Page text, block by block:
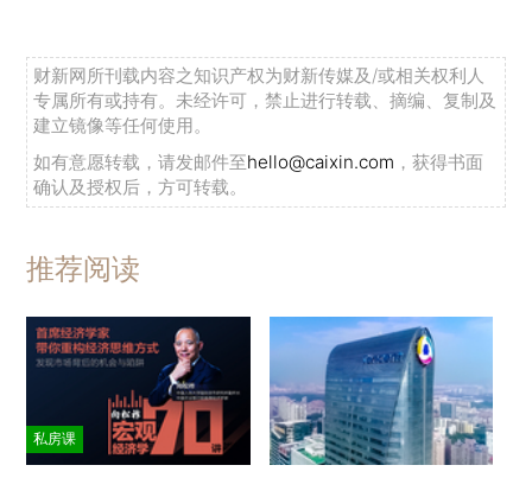
财新网所刊载内容之知识产权为财新传媒及/或相关权利人
专属所有或持有。未经许可，禁止进行转载、摘编、复制及
建立镜像等任何使用。
如有意愿转载，请发邮件至hello@caixin.com ，获得书面
确认及授权后，方可转载。
推荐阅读
私房课